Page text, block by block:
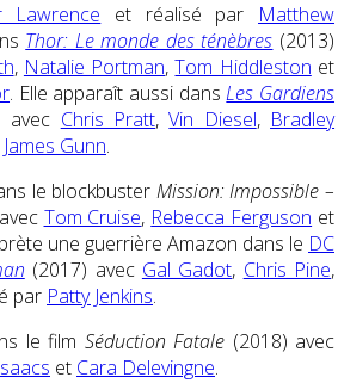
Lawrence et réalisé par Matthew
Thor: Le monde des ténèbres (2013)
, Natalie Portman,Tom Hiddleston et
. Elle apparaît aussi dansLes Gardiens
Chris Pratt,Vin Diesel, Bradley
James Gunn.
le blockbuster Mission: Impossible –
Tom Cruise, Rebecca Ferguson et
une guerrière Amazon dans le DC
(2017) avec Gal Gadot, Chris Pine,
par Patty Jenkins.
le film Séduction Fatale (2018) avec
et Cara Delevingne.